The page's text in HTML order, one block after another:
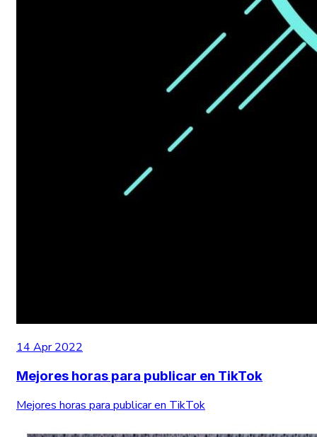
14 Apr 2022
Mejores horas para publicar en TikTok
Mejores horas para publicar en TikTok